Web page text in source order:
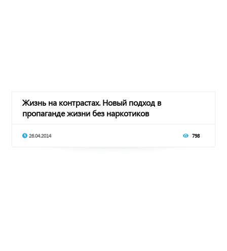
Жизнь на контрастах. Новый подход в
пропаганде жизни без наркотиков
26.04.2014 798